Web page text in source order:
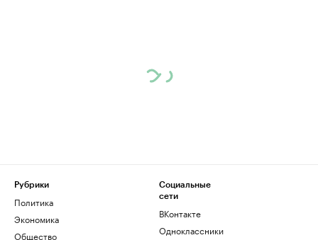
Рубрики
Политика
Экономика
Общество
Социальные
сети
ВКонтакте
Одноклассники